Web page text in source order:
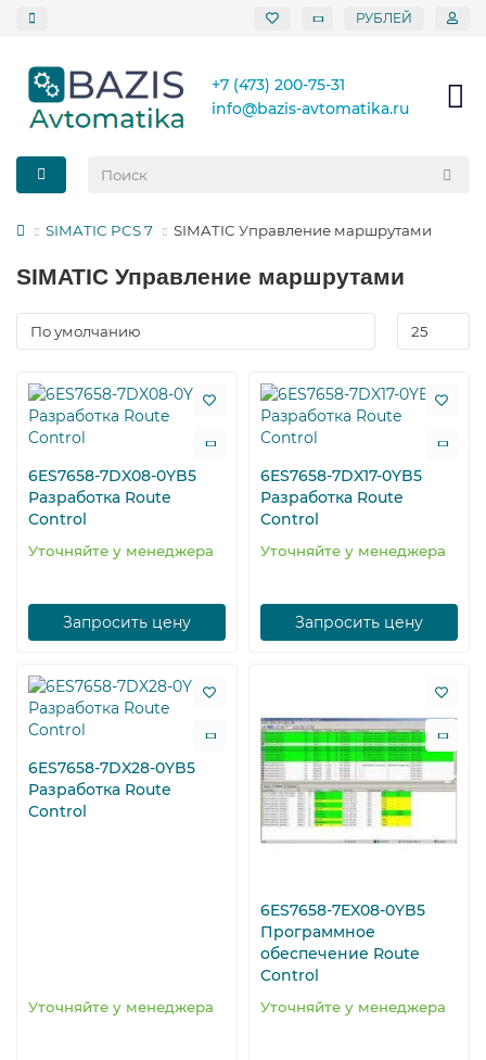
РУБЛЕЙ
+7 (473) 200-75-31
info@bazis-avtomatika.ru
SIMATIC PCS 7 SIMATIC Управление маршрутами
SIMATIC Управление маршрутами
6ES7658-7DX08-0YB5
Разработка Route
Control
Уточняйте у менеджера
Запросить цену
6ES7658-7DX17-0YB5
Разработка Route
Control
Уточняйте у менеджера
Запросить цену
6ES7658-7DX28-0YB5
Разработка Route
Control
Уточняйте у менеджера
6ES7658-7EX08-0YB5
Программное
обеспечение Route
Control
Уточняйте у менеджера